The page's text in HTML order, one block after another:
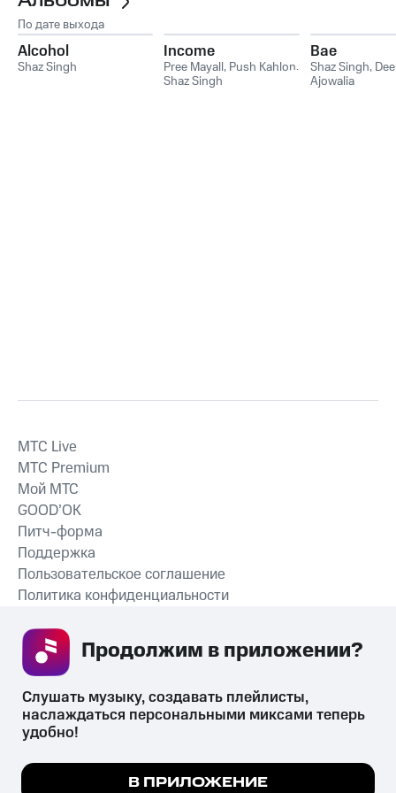
По дате выхода
Alcohol
Shaz Singh
Income
Pree Mayall, Push Kahlon,
Shaz Singh
Bae
Shaz Singh,
Ajowalia
СКАЧАТЬ ПРИЛОЖЕНИЕ
MTС Live
MTС Premium
Мой МТС
GOOD’OK
Питч-форма
Поддержка
Пользовательское соглашение
Политика конфиденциальности
психотропных веществ, их аналогов причиняет вред здоровью,
их незаконный оборот запрещён и влечёт установленную
Мы используем куки, чтобы на сайте все
Слушать музыку, создавать плейлисты,
наслаждаться персональными миксами теперь
удобно!
В ПРИЛОЖЕНИЕ